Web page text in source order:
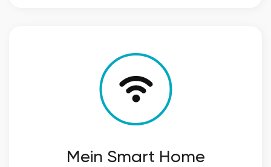
Mein Smart Home